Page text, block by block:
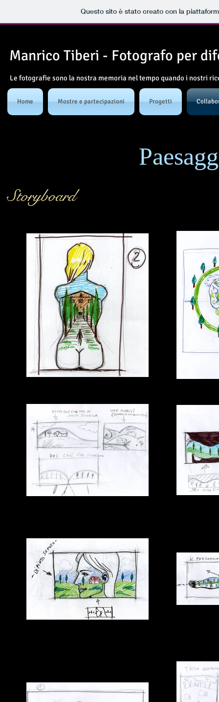
Questo sito è stato creato con la
Manrico Tiberi - Fotografo per
Le fotografie sono la nostra memoria nel tempo quando i nostri
Home Mostre e partecipazioni Progetti
Storyboard